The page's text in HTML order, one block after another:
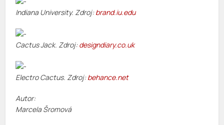
Indiana University. Zdroj:brand.iu.edu
Cactus Jack. Zdroj:designdiary.co.uk
Electro Cactus. Zdroj:behance.net
Autor:
Marcela Šromová